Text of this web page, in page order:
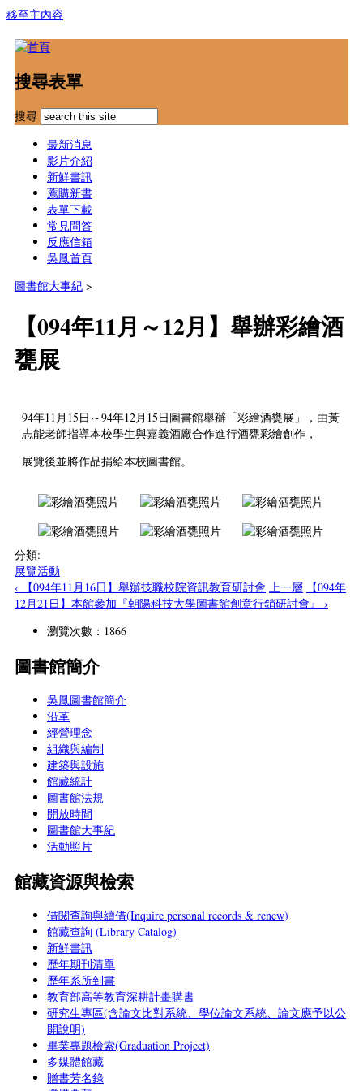
移至主內容
搜尋表單
搜尋
最新消息
影片介紹
新鮮書訊
薦購新書
表單下載
常見問答
反應信箱
吳鳳首頁
圖書館大事紀 >
【094年11月～12月】舉辦彩繪酒
甕展
94年11月15日～94年12月15日圖書館舉辦「彩繪酒甕展」，由黃
志能老師指導本校學生與嘉義酒廠合作進行酒甕彩繪創作，
展覽後並將作品捐給本校圖書館。
分類:
展覽活動
‹ 【094年11月16日】舉辦技職校院資訊教育研討會 上一層
【094年
12月21日】本館參加『朝陽科技大學圖書館創意行銷研討會』 ›
瀏覽次數：1866
圖書館簡介
吳鳳圖書館簡介
沿革
經營理念
組織與編制
建築與設施
館藏統計
圖書館法規
開放時間
圖書館大事紀
活動照片
館藏資源與檢索
借閱查詢與續借(Inquire personal records & renew)
館藏查詢 (Library Catalog)
新鮮書訊
歷年期刊清單
歷年系所到書
教育部高等教育深耕計畫購書
研究生專區(含論文比對系統、學位論文系統、論文應予以公
開說明)
畢業專題檢索(Graduation Project)
多媒體館藏
贈書芳名錄